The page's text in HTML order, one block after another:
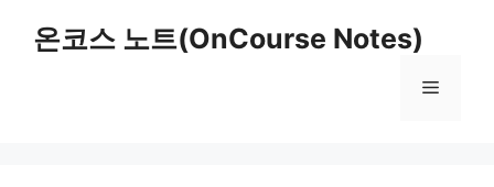
온코스 노트(OnCourse Notes)
Menu